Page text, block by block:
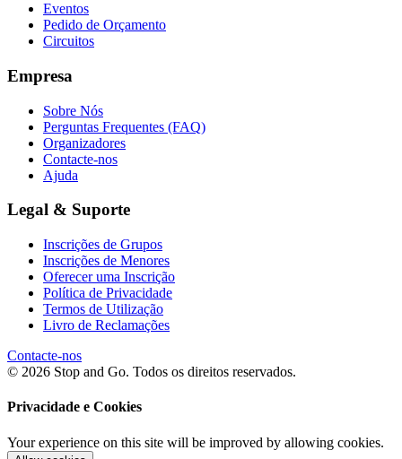
Eventos
Pedido de Orçamento
Circuitos
Empresa
Sobre Nós
Perguntas Frequentes (FAQ)
Organizadores
Contacte-nos
Ajuda
Legal & Suporte
Inscrições de Grupos
Inscrições de Menores
Oferecer uma Inscrição
Política de Privacidade
Termos de Utilização
Livro de Reclamações
Contacte-nos
© 2026 Stop and Go. Todos os direitos reservados.
Privacidade e Cookies
Your experience on this site will be improved by allowing cookies.